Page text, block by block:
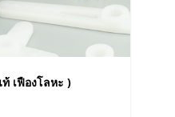
เฟืองโลหะ )